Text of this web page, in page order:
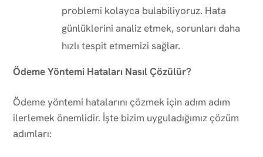
problemi kolayca bulabiliyoruz. Hata
günlüklerini analiz etmek, sorunları daha
hızlı tespit etmemizi sağlar.
Ödeme Yöntemi Hataları Nasıl Çözülür?
Ödeme yöntemi hatalarını çözmek için adım adım
ilerlemek önemlidir. İşte bizim uyguladığımız çözüm
adımları: